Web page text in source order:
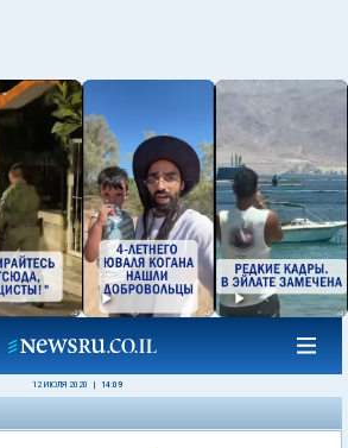
12 ИЮЛЯ 2020 14:09